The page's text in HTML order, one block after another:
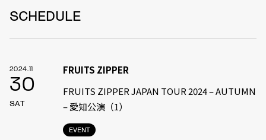
SCHEDULE
2024.11
30
SAT
EVENT
FRUITS ZIPPER
FRUITS ZIPPER JAPAN TOUR 2024 – AUTUMN
– 愛知公演（1）